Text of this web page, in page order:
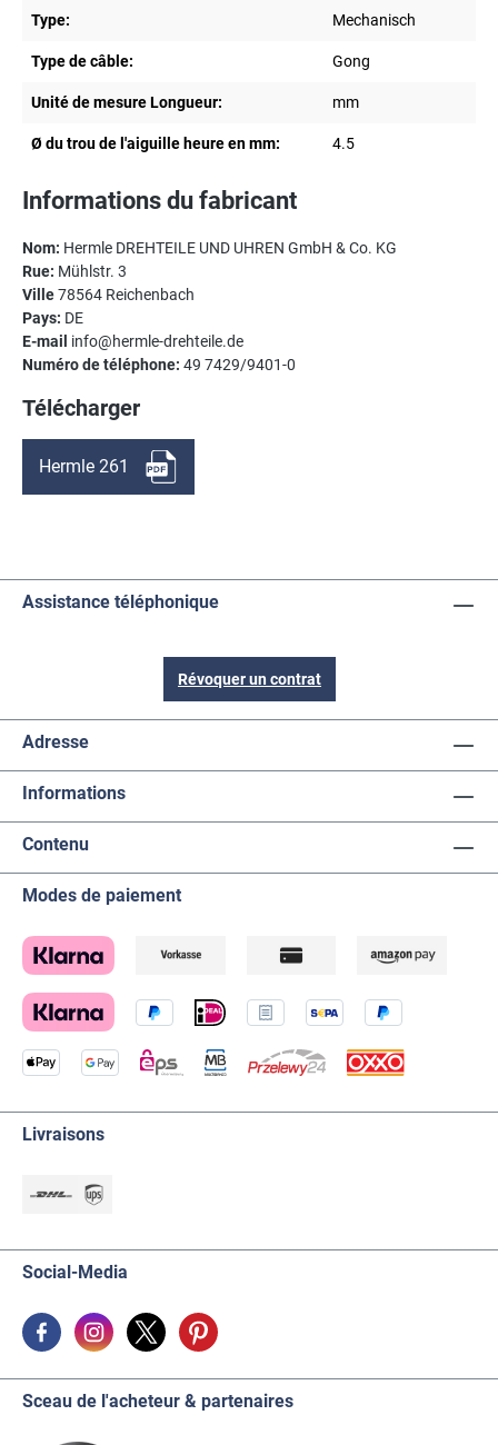
Type: Mechanisch
Type de câble: Gong
Unité de mesure Longueur: mm
Ø du trou de l'aiguille heure en mm: 4.5
Informations du fabricant
Nom: Hermle DREHTEILE UND UHREN GmbH & Co. KG
Rue: Mühlstr. 3
Ville78564 Reichenbach
Pays: DE
E-mail info@hermle-drehteile.de
Numéro de téléphone: 49 7429/9401-0
Télécharger
Hermle 261
Assistance téléphonique
Révoquer un contrat
Adresse
Informations
Contenu
Modes de paiement
Livraisons
Social-Media
Sceau de l'acheteur & partenaires